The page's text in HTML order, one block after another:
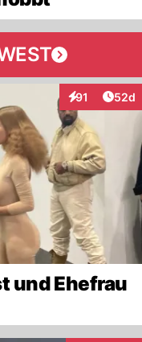
91
Interaktionen
52d
und Ehefrau